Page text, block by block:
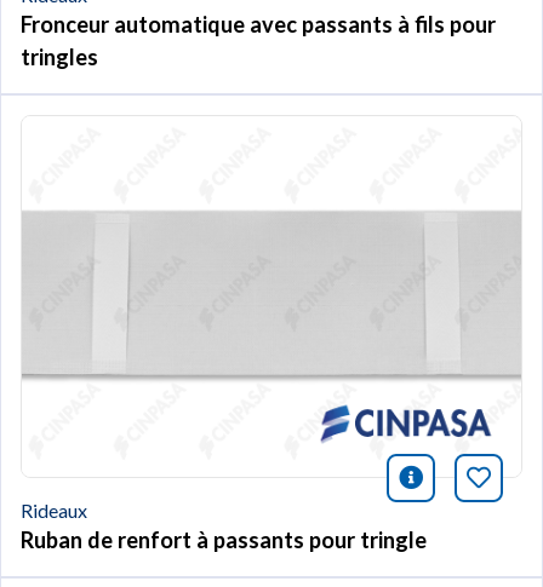
Fronceur automatique avec passants à fils pour
tringles
icono
Rideaux
Ruban de renfort à passants pour tringle